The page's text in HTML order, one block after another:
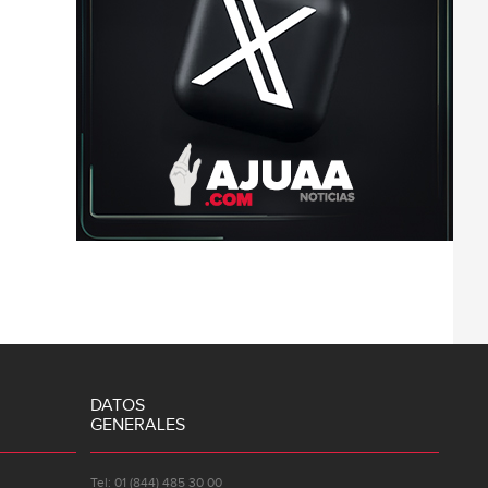
DATOS
GENERALES
Tel: 01 (844) 485 30 00